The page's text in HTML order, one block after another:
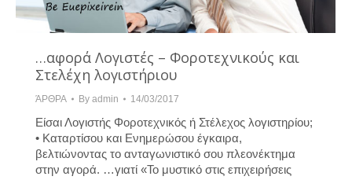
…αφορά Λογιστές – Φοροτεχνικούς και
Στελέχη λογιστήριου
ΆΡΘΡΑ By admin 14/03/2017
Είσαι Λογιστής Φοροτεχνικός ή Στέλεχος λογιστηρίου;
• Καταρτίσου και Ενημερώσου έγκαιρα,
βελτιώνοντας το ανταγωνιστικό σου πλεονέκτημα
στην αγορά. …γιατί «Το μυστικό στις επιχειρήσεις